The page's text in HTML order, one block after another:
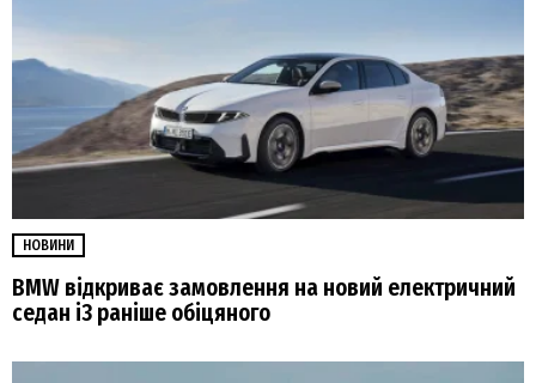
НОВИНИ
BMW відкриває замовлення на новий електричний
седан i3 раніше обіцяного